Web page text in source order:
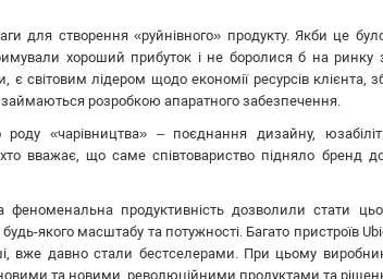
для створення «руйнівного» продукту. Якби це
хороший прибуток і не боролися б на ринку
світовим лідером щодо економії ресурсів клієнта,
займаються розробкою апаратного забезпечення.
«чарівництва» – поєднання дизайну,
вважає, що саме співтовариство підняло бренд до
феноменальна продуктивність дозволили стати
якого масштабу та потужності. Багато пристроїв
вже давно стали бестселерами. При цьому
новими та новими, революційними продуктами та